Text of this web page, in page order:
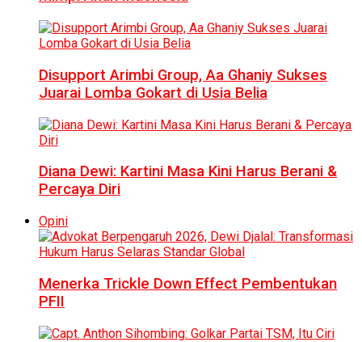
Disupport Arimbi Group, Aa Ghaniy Sukses
Juarai Lomba Gokart di Usia Belia
Diana Dewi: Kartini Masa Kini Harus Berani &
Percaya Diri
Opini
Menerka Trickle Down Effect Pembentukan
PFII